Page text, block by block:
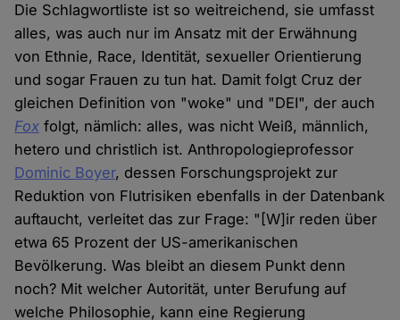
Die Schlagwortliste ist so weitreichend, sie umfasst
alles, was auch nur im Ansatz mit der Erwähnung
von Ethnie, Race, Identität, sexueller Orientierung
und sogar Frauen zu tun hat. Damit folgt Cruz der
gleichen Definition von "woke" und "DEI", der auch
Fox folgt, nämlich: alles, was nicht Weiß, männlich,
hetero und christlich ist. Anthropologieprofessor
Dominic Boyer, dessen Forschungsprojekt zur
Reduktion von Flutrisiken ebenfalls in der Datenbank
auftaucht, verleitet das zur Frage: "[W]ir reden über
etwa 65 Prozent der US-amerikanischen
Bevölkerung. Was bleibt an diesem Punkt denn
noch? Mit welcher Autorität, unter Berufung auf
welche Philosophie, kann eine Regierung